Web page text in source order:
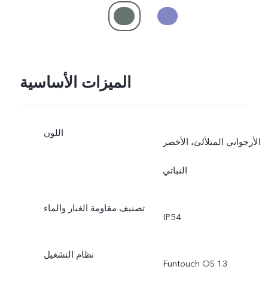
الميزات الأساسية
اللون
الأرجواني المتلألئ، الأخضر
النباتي
تصنيف مقاومة الغبار والماء
IP54
نظام التشغيل
Funtouch OS 13